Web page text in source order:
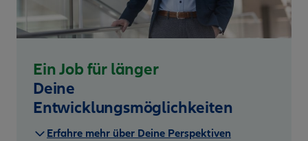
Ein Job für länger
Deine
Entwicklungsmöglichkeiten
Erfahre mehr über Deine Perspektiven